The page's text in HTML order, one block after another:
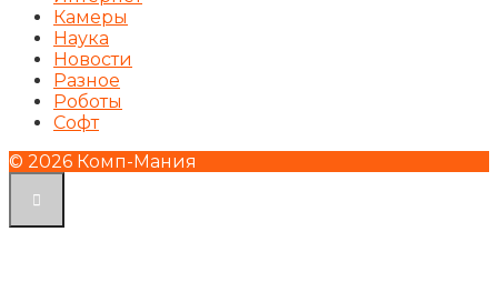
Камеры
Наука
Новости
Разное
Роботы
Софт
© 2026 Комп-Мания